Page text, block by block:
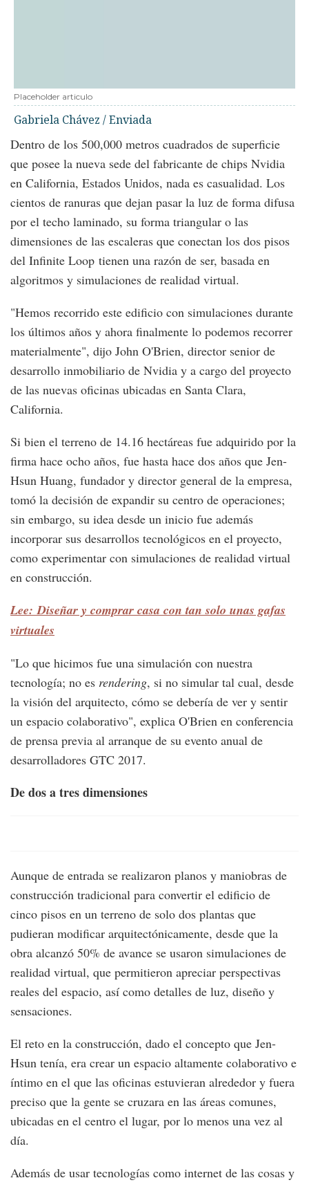
Placeholder articulo
Gabriela Chávez / Enviada
Dentro de los 500,000 metros cuadrados de superficie
que posee la nueva sede del fabricante de chips Nvidia
en California, Estados Unidos, nada es casualidad. Los
cientos de ranuras que dejan pasar la luz de forma difusa
por el techo laminado, su forma triangular o las
dimensiones de las escaleras que conectan los dos pisos
del Infinite Loop tienen una razón de ser, basada en
algoritmos y simulaciones de realidad virtual.
"Hemos recorrido este edificio con simulaciones durante
los últimos años y ahora finalmente lo podemos recorrer
materialmente", dijo John O'Brien, director senior de
desarrollo inmobiliario de Nvidia y a cargo del proyecto
de las nuevas oficinas ubicadas en Santa Clara,
California.
Si bien el terreno de 14.16 hectáreas fue adquirido por la
firma hace ocho años, fue hasta hace dos años que Jen-
Hsun Huang, fundador y director general de la empresa,
tomó la decisión de expandir su centro de operaciones;
sin embargo, su idea desde un inicio fue además
incorporar sus desarrollos tecnológicos en el proyecto,
como experimentar con simulaciones de realidad virtual
en construcción.
Lee: Diseñar y comprar casa con tan solo unas gafas
virtuales
"Lo que hicimos fue una simulación con nuestra
tecnología; no es rendering, si no simular tal cual, desde
la visión del arquitecto, cómo se debería de ver y sentir
un espacio colaborativo", explica O'Brien en conferencia
de prensa previa al arranque de su evento anual de
desarrolladores GTC 2017.
De dos a tres dimensiones
Aunque de entrada se realizaron planos y maniobras de
construcción tradicional para convertir el edificio de
cinco pisos en un terreno de solo dos plantas que
pudieran modificar arquitectónicamente, desde que la
obra alcanzó 50% de avance se usaron simulaciones de
realidad virtual, que permitieron apreciar perspectivas
reales del espacio, así como detalles de luz, diseño y
sensaciones.
El reto en la construcción, dado el concepto que Jen-
Hsun tenía, era crear un espacio altamente colaborativo e
íntimo en el que las oficinas estuvieran alrededor y fuera
preciso que la gente se cruzara en las áreas comunes,
ubicadas en el centro el lugar, por lo menos una vez al
día.
Además de usar tecnologías como internet de las cosas y